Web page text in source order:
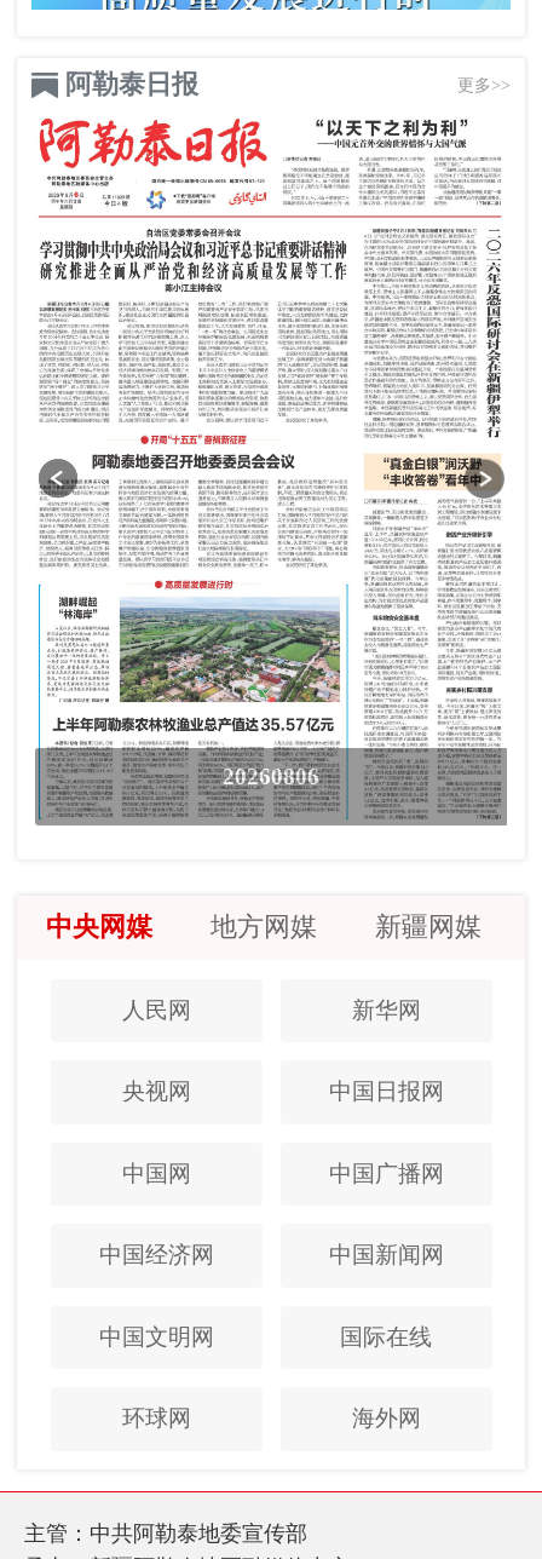
阿勒泰日报 更多>>
20260806
中央网媒 地方网媒 新疆网媒
人民网 新华网
央视网 中国日报网
中国网 中国广播网
中国经济网 中国新闻网
中国文明网 国际在线
环球网 海外网
主管：中共阿勒泰地委宣传部